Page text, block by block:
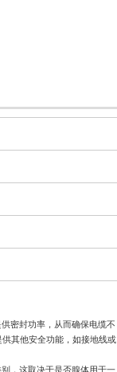
密封功率，从而确保电缆不
其他安全功能，如接地线或
，这取决于是否腺体用于一